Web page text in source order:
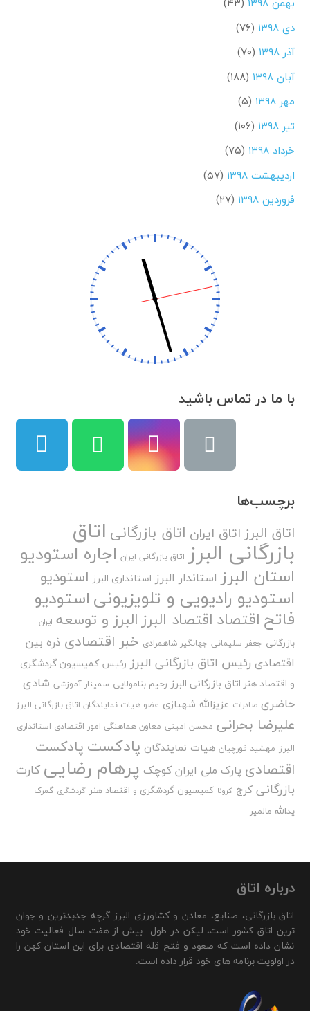
دی ۱۳۹۸
(۷۶)
آذر ۱۳۹۸
(۷۰)
آبان ۱۳۹۸
(۱۸۸)
مهر ۱۳۹۸
(۵)
تیر ۱۳۹۸
(۱۰۶)
خرداد ۱۳۹۸
(۷۵)
اردیبهشت ۱۳۹۸
(۵۷)
فروردین ۱۳۹۸
(۲۷)
با ما در تماس باشید
برچسب‌ها
اتاق البرزاتاق ایران اتاق بازرگانی اتاق
بازرگانی البرز اتاق بازرگانی ایران اجاره استودیو
استان البرز استاندار البرز استانداری البرز استودیو
استودیو رادیویی و تلویزیونیاستودیو
فاتح اقتصاد اقتصاد البرزالبرز و توسعه ایران
بازرگانی جعفر سلیمانی جهانگیر شاهمرادی خبر اقتصادی ذره بین
اقتصادی رئیس اتاق بازرگانی البرز رئیس کمیسیون گردشگری
و اقتصاد هنر اتاق بازرگانی البرز رحیم بنامولایی سمینار آموزشی شادی
حاضری صادرات عزیزالله شهبازی عضو هیات نمایندگان اتاق بازرگانی البرز
علیرضا بحرانی محسن امینی معاون هماهنگی امور اقتصادی استانداری
البرز مهشید قورچیان هیات نمایندگان پادکست پادکست
اقتصادی پارک ملی ایران کوچک پرهام رضایی کارت
بازرگانی کرج کرونا کمیسیون گردشگری و اقتصاد هنر گردشگری گمرک
یدالله مالمیر
درباره اتاق
اتاق بازرگانی، صنایع، معادن و کشاورزی البرز گرچه جدیدترین و جوان
ترین اتاق کشور است، لیکن در طول بیش از هفت سال فعالیت خود
نشان داده است که صعود و فتح قله اقتصادی برای این استان کهن را
در اولویت برنامه های خود قرار داده است.